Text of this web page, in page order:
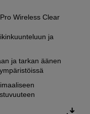
Wireless Clear
ja
ja tarkan äänen